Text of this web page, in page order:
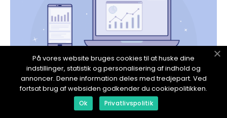
App
Golfbox App: Revolutionizing Golf
På vores website bruges cookies til at huske dine
indstillinger, statistik og personalisering af indhold og
annoncer. Denne information deles med tredjepart. Ved
fortsat brug af websiden godkender du cookiepolitikken.
Ok Privatlivspolitik